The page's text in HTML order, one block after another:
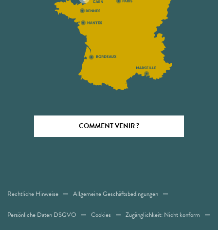
COMMENT VENIR ?
Rechtliche Hinweise Allgemeine Geschäftsbedingungen
Persönliche Daten DSGVO Cookies Zugänglichkeit: Nicht konform